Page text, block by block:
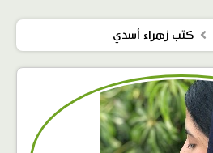
كتب زهراء أسدي